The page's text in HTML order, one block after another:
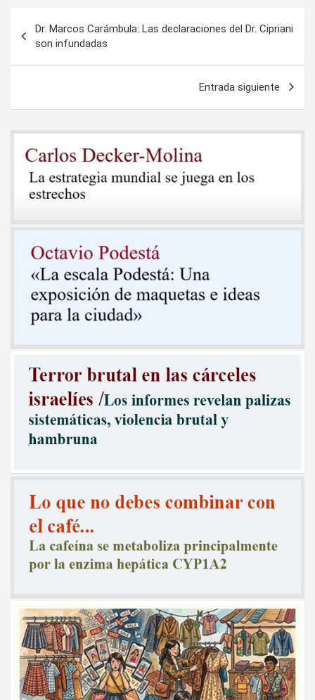
de
entradas
Dr. Marcos Carámbula: Las declaraciones del Dr. Cipriani
son infundadas
Entrada siguiente